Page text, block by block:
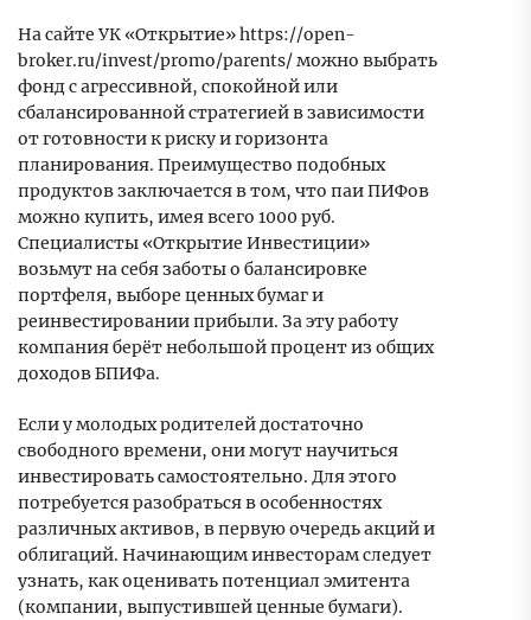
На сайте УК «Открытие» https://open-
broker.ru/invest/promo/parents/ можно выбрать
фонд с агрессивной, спокойной или
сбалансированной стратегией в зависимости
от готовности к риску и горизонта
планирования. Преимущество подобных
продуктов заключается в том, что паи ПИФов
можно купить, имея всего 1000 руб.
Специалисты «Открытие Инвестиции»
возьмут на себя заботы о балансировке
портфеля, выборе ценных бумаг и
реинвестировании прибыли. За эту работу
компания берёт небольшой процент из общих
доходов БПИФа.
Если у молодых родителей достаточно
свободного времени, они могут научиться
инвестировать самостоятельно. Для этого
потребуется разобраться в особенностях
различных активов, в первую очередь акций и
облигаций. Начинающим инвесторам следует
узнать, как оценивать потенциал эмитента
(компании, выпустившей ценные бумаги).